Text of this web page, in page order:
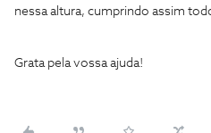
nessa altura, cumprindo assim
Grata pela vossa ajuda!